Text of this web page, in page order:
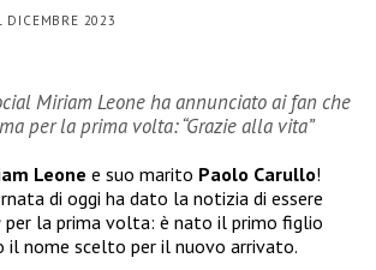
DICEMBRE 2023
Miriam Leone ha annunciato ai fan che
per la prima volta: “Grazie alla vita”
Leone e suo marito Paolo Carullo!
di oggi ha dato la notizia di essere
per la prima volta: è nato il primo figlio
il nome scelto per il nuovo arrivato.